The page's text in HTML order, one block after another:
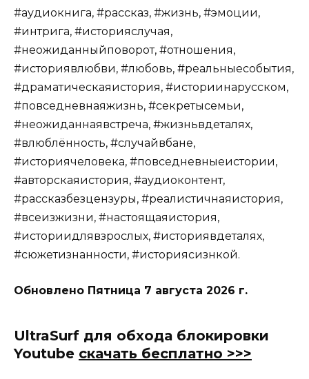
#аудиокнига, #рассказ, #жизнь, #эмоции,
#интрига, #историяслучая,
#неожиданныйповорот, #отношения,
#историявлюбви, #любовь, #реальныесобытия,
#драматическаяистория, #историинарусском,
#повседневнаяжизнь, #секретысемьи,
#неожиданнаявстреча, #жизньвдеталях,
#влюблённость, #случайвбане,
#историячеловека, #повседневныеистории,
#авторскаяистория, #аудиоконтент,
#рассказбезцензуры, #реалистичнаяистория,
#всеизжизни, #настоящаяистория,
#историидлявзрослых, #историявдеталях,
#сюжетизнанности, #историясизнкой.
Обновлено Пятница 7 августа 2026 г.
UltraSurf для обхода блокировки
Youtube скачать бесплатно >>>